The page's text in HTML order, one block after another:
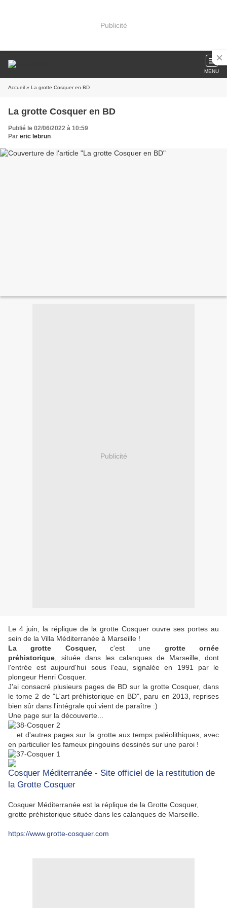
Publicité
MENU
Accueil » La grotte Cosquer en BD
La grotte Cosquer en BD
Publié le 02/06/2022 à 10:59
Par eric lebrun
Publicité
Le 4 juin, la réplique de la grotte Cosquer ouvre ses portes au
sein de la Villa Méditerranée à Marseille !
La grotte Cosquer, c'est une grotte ornée
préhistorique , située dans les calanques de Marseille, dont
l'entrée est aujourd'hui sous l'eau, signalée en 1991 par le
plongeur Henri Cosquer.
J'ai consacré plusieurs pages de BD sur la grotte Cosquer, dans
le tome 2 de "L'art préhistorique en BD", paru en 2013, reprises
bien sûr dans l'intégrale qui vient de paraître :)
Une page sur la découverte...
... et d'autres pages sur la grotte aux temps paléolithiques, avec
en particulier les fameux pingouins dessinés sur une paroi !
Cosquer Méditerranée - Site officiel de la restitution de
la Grotte Cosquer
Cosquer Méditerranée est la réplique de la Grotte Cosquer,
grotte préhistorique située dans les calanques de Marseille.
https://www.grotte-cosquer.com